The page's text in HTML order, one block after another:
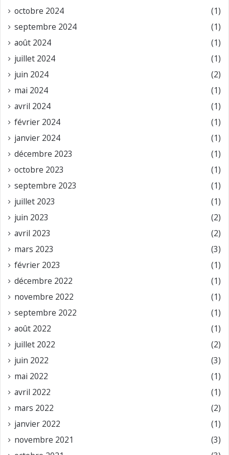
octobre 2024
(1)
septembre 2024
(1)
août 2024
(1)
juillet 2024
(1)
juin 2024
(2)
mai 2024
(1)
avril 2024
(1)
février 2024
(1)
janvier 2024
(1)
décembre 2023
(1)
octobre 2023
(1)
septembre 2023
(1)
juillet 2023
(1)
juin 2023
(2)
avril 2023
(2)
mars 2023
(3)
février 2023
(1)
décembre 2022
(1)
novembre 2022
(1)
septembre 2022
(1)
août 2022
(1)
juillet 2022
(2)
juin 2022
(3)
mai 2022
(1)
avril 2022
(1)
mars 2022
(2)
janvier 2022
(1)
novembre 2021
(3)